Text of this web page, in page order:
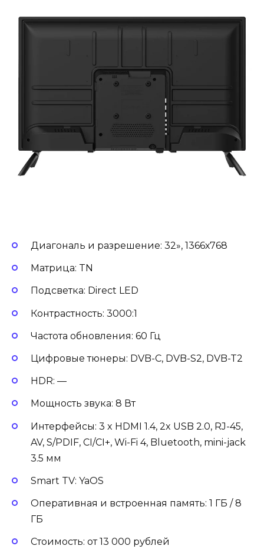
Диагональ и разрешение: 32», 1366х768
Матрица: TN
Подсветка: Direct LED
Контрастность: 3000:1
Частота обновления: 60 Гц
Цифровые тюнеры: DVB-C, DVB-S2, DVB-T2
HDR: —
Мощность звука: 8 Вт
Интерфейсы: 3 x HDMI 1.4, 2x USB 2.0, RJ-45,
AV, S/PDIF, CI/CI+, Wi-Fi 4, Bluetooth, mini-jack
3.5 мм
Smart TV: YaOS
Оперативная и встроенная память: 1 ГБ / 8
ГБ
Стоимость: от 13 000 рублей